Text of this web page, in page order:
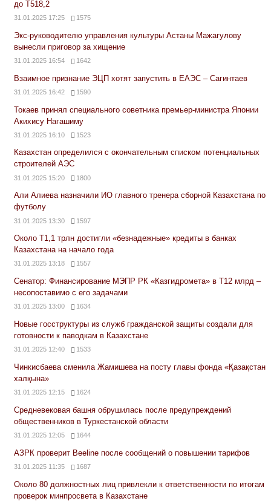
до Т518,2
31.01.2025 17:25 1575
Экс-руководителю управления культуры Астаны Мажагулову
вынесли приговор за хищение
31.01.2025 16:54 1642
Взаимное признание ЭЦП хотят запустить в ЕАЭС – Сагинтаев
31.01.2025 16:42 1590
Токаев принял специального советника премьер-министра Японии
Акихису Нагашиму
31.01.2025 16:10 1523
Казахстан определился с окончательным списком потенциальных
строителей АЭС
31.01.2025 15:20 1800
Али Алиева назначили ИО главного тренера сборной Казахстана по
футболу
31.01.2025 13:30 1597
Около Т1,1 трлн достигли «безнадежные» кредиты в банках
Казахстана на начало года
31.01.2025 13:18 1557
Сенатор: Финансирование МЭПР РК «Казгидромета» в Т12 млрд –
несопоставимо с его задачами
31.01.2025 13:00 1634
Новые госструктуры из служб гражданской защиты создали для
готовности к паводкам в Казахстане
31.01.2025 12:40 1533
Чинкисбаева сменила Жамишева на посту главы фонда «Қазақстан
халқына»
31.01.2025 12:15 1624
Средневековая башня обрушилась после предупреждений
общественников в Туркестанской области
31.01.2025 12:05 1644
АЗРК проверит Beeline после сообщений о повышении тарифов
31.01.2025 11:35 1687
Около 80 должностных лиц привлекли к ответственности по итогам
проверок минпросвета в Казахстане